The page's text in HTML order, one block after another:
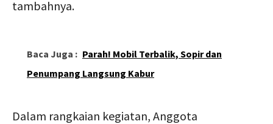
tambahnya.
Baca Juga : Parah! Mobil Terbalik, Sopir dan
Penumpang Langsung Kabur
Dalam rangkaian kegiatan, Anggota